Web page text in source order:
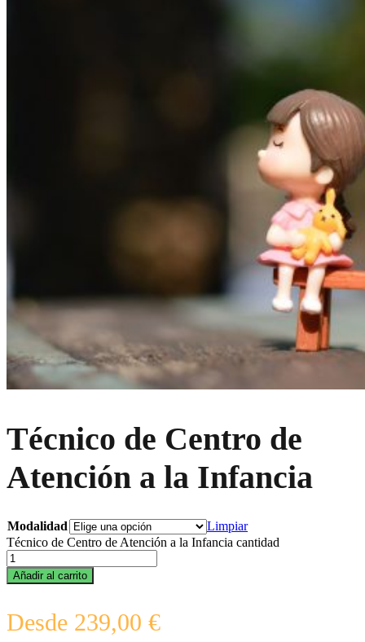
Técnico de Centro de
Atención a la Infancia
Modalidad
Limpiar
Técnico de Centro de Atención a la Infancia cantidad
Añadir al carrito
Desde 239,00 €